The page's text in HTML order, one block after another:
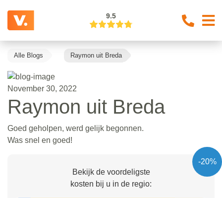
9.5
Alle Blogs Raymon uit Breda
November 30, 2022
Raymon uit Breda
Goed geholpen, werd gelijk begonnen.
Was snel en goed!
-20%
Bekijk de voordeligste
kosten bij u in de regio: